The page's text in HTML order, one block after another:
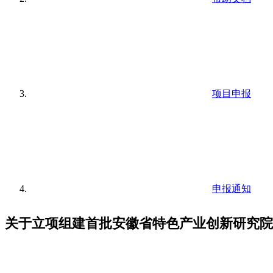
项目申报
申报通知
关于立项组建首批安徽省特色产业创新研究